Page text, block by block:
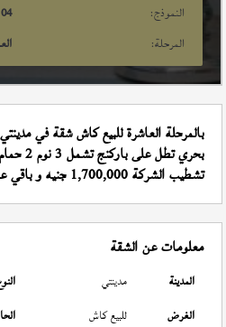
النموذج:
04
المرحلة:
بالمرحلة العاشرة للبيع كاش شقة في مدينتي
بحري تطل على باركنج تشمل 3 نوم 2 حمام 2 بلكونة النموذج (
تشطيب الشركة 1,700,000 جنيه و باقي عليها 130 الف
معلومات عن الشقة
المدينة مدينتي
الغرض
للبيع كاش